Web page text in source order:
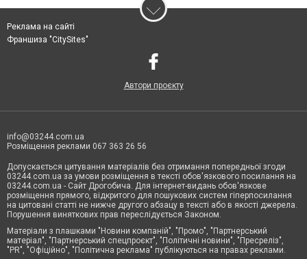
Реклама на сайті
Франшиза "CitySites"
Автори проєкту
info@03244.com.ua
Розміщення реклами 067 363 26 56
Допускається цитування матеріалів без отримання попередньої згоди
03244.com.ua за умови розміщення в тексті обов'язкового посилання на
03244.com.ua - Сайт Дрогобича. Для інтернет-видань обов'язкове
розміщення прямого, відкритого для пошукових систем гіперпосилання
на цитовані статті не нижче другого абзацу в тексті або в якості джерела.
Порушення виняткових прав переслідується Законом.
Матеріали з плашками "Новини компаній", "Промо", "Партнерський
матеріал", "Партнерський спецпроєкт", "Політичні новини", "Пресреліз",
"PR", "Офіційно", "Політична реклама" публікуються на правах реклами.